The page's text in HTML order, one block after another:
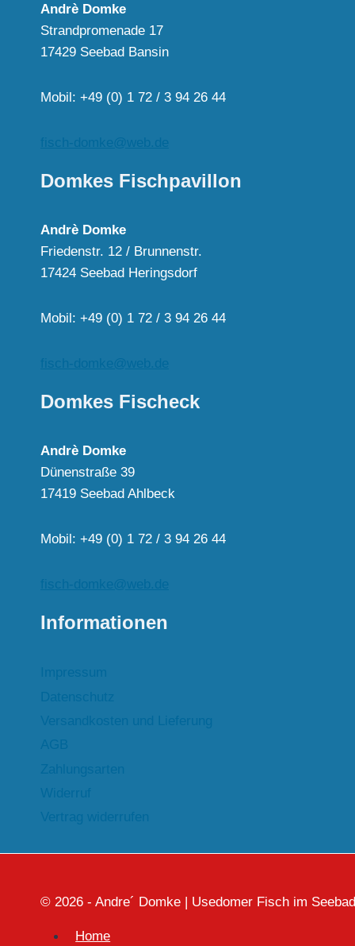
Andrè Domke
Strandpromenade 17
17429 Seebad Bansin
Mobil: +49 (0) 1 72 / 3 94 26 44
fisch-domke@web.de
Domkes Fischpavillon
Andrè Domke
Friedenstr. 12 / Brunnenstr.
17424 Seebad Heringsdorf
Mobil: +49 (0) 1 72 / 3 94 26 44
fisch-domke@web.de
Domkes Fischeck
Andrè Domke
Dünenstraße 39
17419 Seebad Ahlbeck
Mobil: +49 (0) 1 72 / 3 94 26 44
fisch-domke@web.de
Informationen
Impressum
Datenschutz
Versandkosten und Lieferung
AGB
Zahlungsarten
Widerruf
Vertrag widerrufen
© 2026 - Andre´ Domke | Usedomer Fisch im
Home